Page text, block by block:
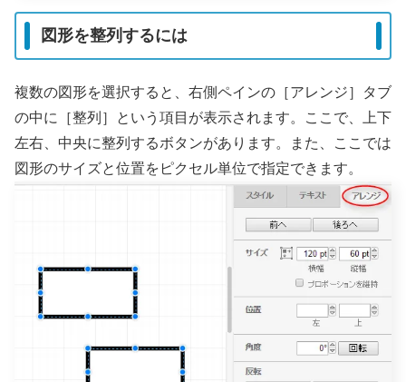
図形を整列するには
複数の図形を選択すると、右側ペインの［アレンジ］タブ
の中に［整列］という項目が表示されます。ここで、上下
左右、中央に整列するボタンがあります。また、ここでは
図形のサイズと位置をピクセル単位で指定できます。